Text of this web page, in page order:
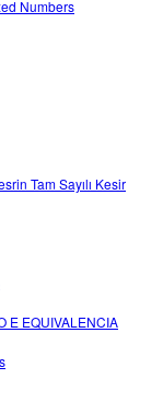
Numbers
Tam Sayılı Kesir
E EQUIVALENCIA